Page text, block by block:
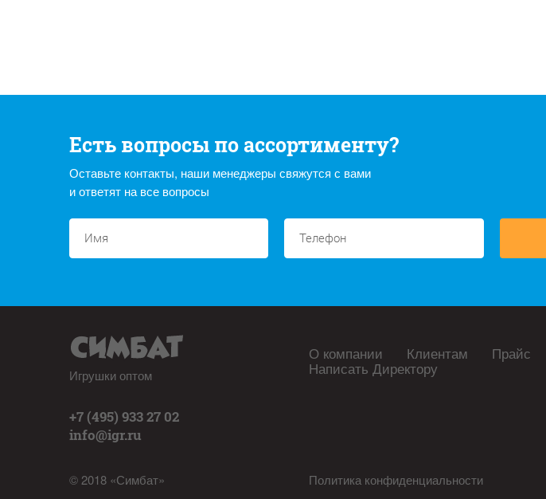
Есть вопросы по ассортименту?
Оставьте контакты, наши менеджеры свяжутся с вами
и ответят на все вопросы
Игрушки оптом
+7 (495) 933 27 02
info@igr.ru
© 2018 «Симбат»
О компании Клиентам Прайс
Написать Директору
Политика конфиденциальности